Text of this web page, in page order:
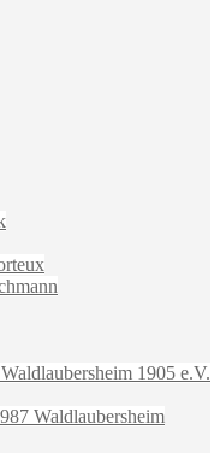
1905 e.V.
Waldlaubersheim